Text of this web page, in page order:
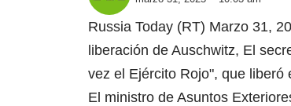
Russia Today (RT) Marzo 31,
liberación de Auschwitz, El
vez el Ejército Rojo", que
El ministro de Asuntos